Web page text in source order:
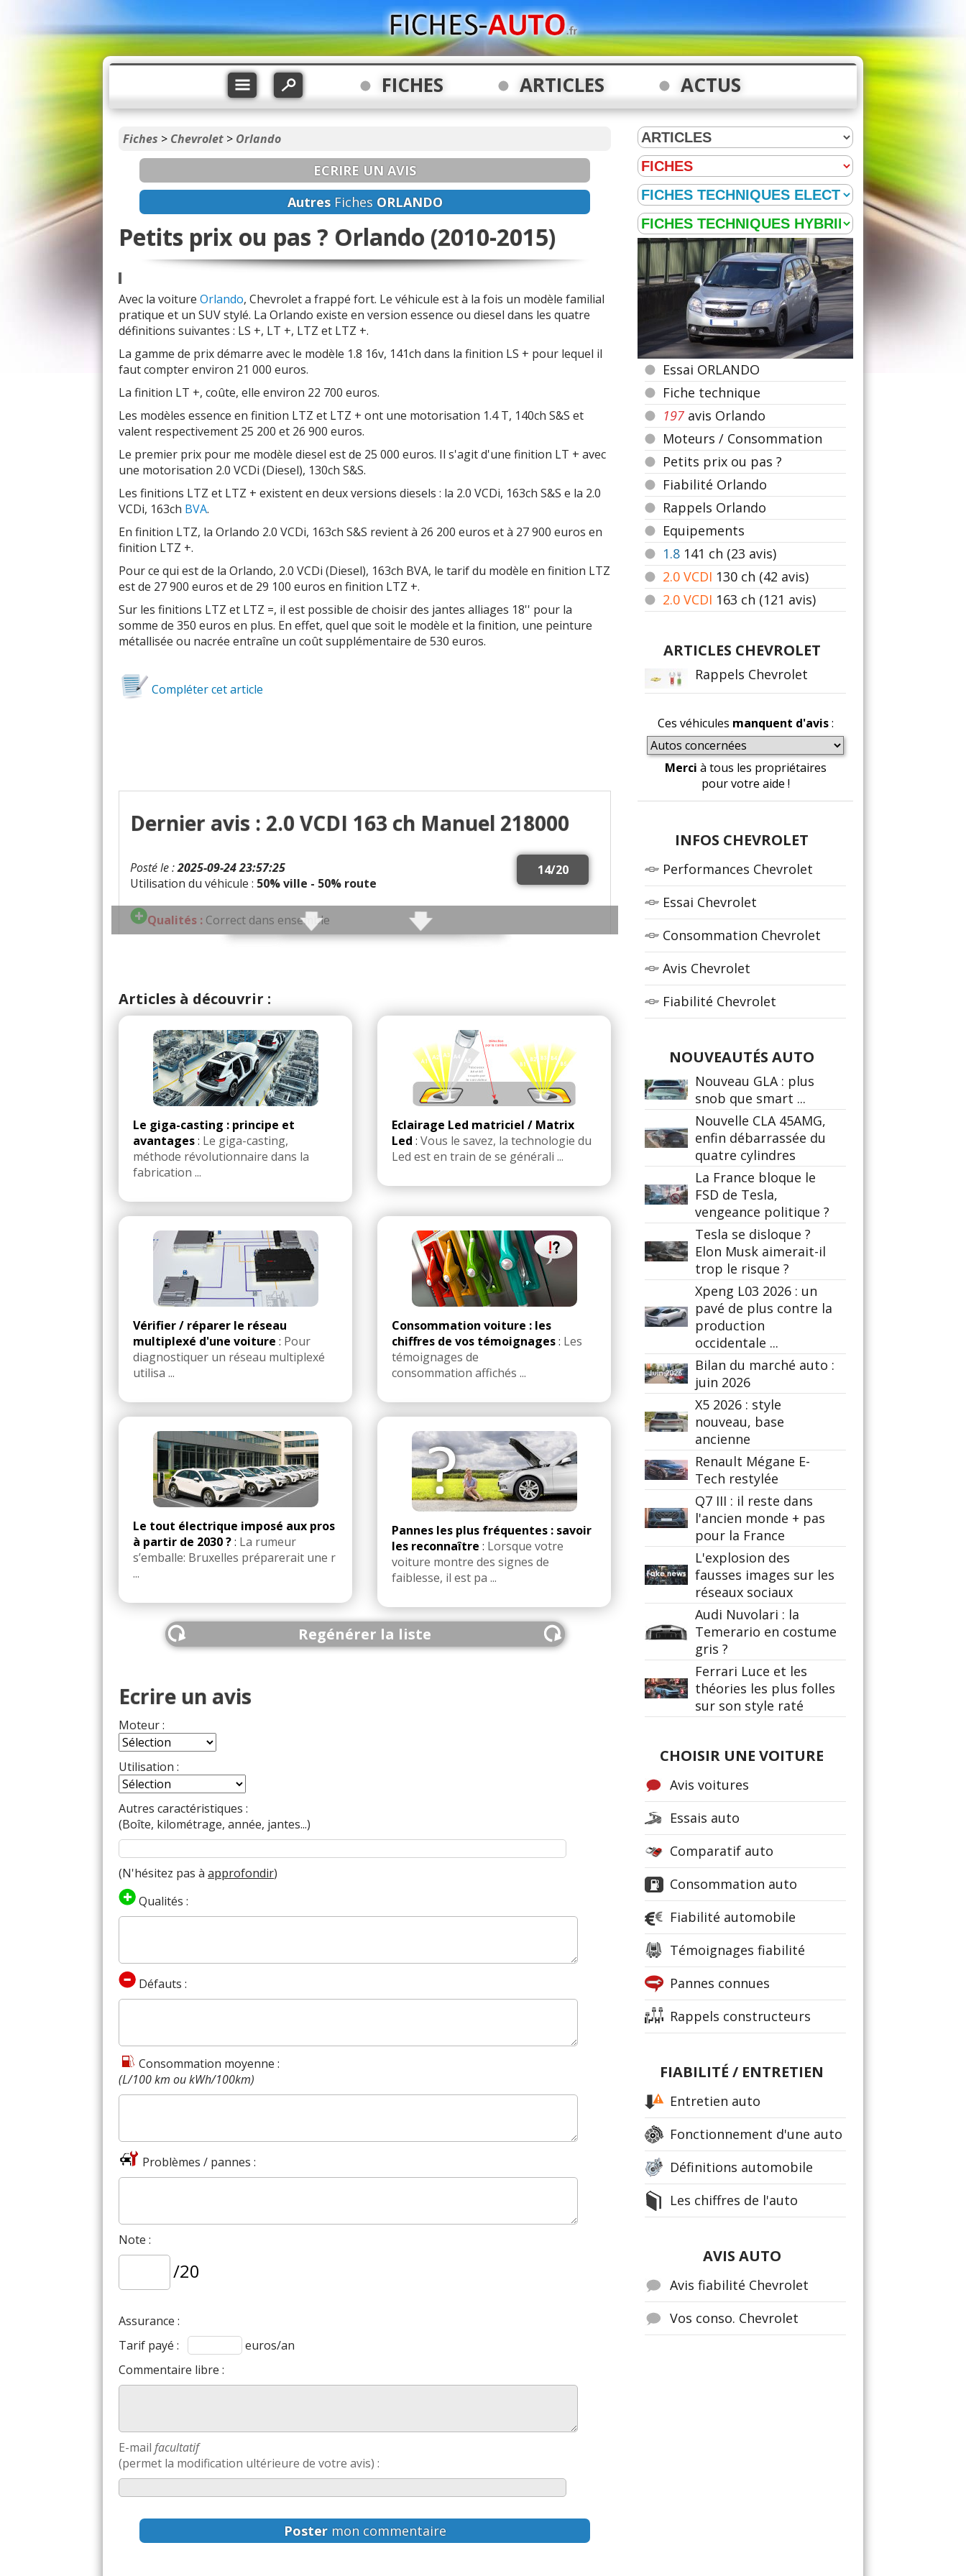
FICHES ARTICLES ACTUS
Fiches > Chevrolet > Orlando
ECRIRE UN AVIS
AutresFiches ORLANDO
Petits prix ou pas ? Orlando (2010-2015)
Avec la voiture Orlando, Chevrolet a frappé fort. Le véhicule est à la fois un modèle familial
pratique et un SUV stylé. La Orlando existe en version essence ou diesel dans les quatre
définitions suivantes : LS +, LT +, LTZ et LTZ +.
La gamme de prix démarre avec le modèle 1.8 16v, 141ch dans la finition LS + pour lequel il
faut compter environ 21 000 euros.
La finition LT +, coûte, elle environ 22 700 euros.
Les modèles essence en finition LTZ et LTZ + ont une motorisation 1.4 T, 140ch S&S et
valent respectivement 25 200 et 26 900 euros.
Le premier prix pour me modèle diesel est de 25 000 euros. Il s'agit d'une finition LT + avec
une motorisation 2.0 VCDi (Diesel), 130ch S&S.
Les finitions LTZ et LTZ + existent en deux versions diesels : la 2.0 VCDi, 163ch S&S e la 2.0
VCDi, 163ch BVA.
En finition LTZ, la Orlando 2.0 VCDi, 163ch S&S revient à 26 200 euros et à 27 900 euros en
finition LTZ +.
Pour ce qui est de la Orlando, 2.0 VCDi (Diesel), 163ch BVA, le tarif du modèle en finition LTZ
est de 27 900 euros et de 29 100 euros en finition LTZ +.
Sur les finitions LTZ et LTZ =, il est possible de choisir des jantes alliages 18'' pour la
somme de 350 euros en plus. En effet, quel que soit le modèle et la finition, une peinture
métallisée ou nacrée entraîne un coût supplémentaire de 530 euros.
Compléter cet article
Dernier avis : 2.0 VCDI 163 ch Manuel 218000
14/20
Posté le :2025-09-24 23:57:25
Utilisation du véhicule : 50% ville - 50% route
Qualités : Correct dans ensemble
Embrayage volant moteur 12
Note :14/20
Prix assurance :40eu euros/an (Assureur : Macif) (type de contrat : Tiers )
(Bonus/Malus : 50)
Commenter cet avis
(Votre post sera visible sous le commentaire après validation)
Tous les autres avis >>
Articles à découvrir :
Le giga-casting : principe et
avantages: Le giga-casting,
méthode révolutionnaire dans la
fabrication ...
Eclairage Led matriciel / Matrix
Led : Vous le savez, la technologie du
Led est en train de se générali ...
Vérifier / réparer le réseau
multiplexé d'une voiture : Pour
diagnostiquer un réseau multiplexé
utilisa ...
Consommation voiture : les
chiffres de vos témoignages: Les
témoignages de
consommation affichés ...
Le tout électrique imposé aux pros
à partir de 2030 ?: La rumeur
s’emballe: Bruxelles préparerait une r
...
Pannes les plus fréquentes : savoir
les reconnaître : Lorsque votre
voiture montre des signes de
faiblesse, il est pa ...
Regénérer la liste
Ecrire un avis
Moteur :
Utilisation :
Autres caractéristiques :
(Boîte, kilométrage, année, jantes...)
(N'hésitez pas à approfondir)
Qualités :
Défauts :
Consommation moyenne :
(L/100 km ou kWh/100km)
Problèmes / pannes :
Note :
/20
Assurance :
Tarif payé :
euros/an
Commentaire libre :
E-mail facultatif
(permet la modification ultérieure de votre avis) :
Postermon commentaire
Essai ORLANDO
Fiche technique
197 avis Orlando
Moteurs / Consommation
Petits prix ou pas ?
Fiabilité Orlando
Rappels Orlando
Equipements
1.8 141 ch (23 avis)
2.0 VCDI 130 ch (42 avis)
2.0 VCDI 163 ch (121 avis)
ARTICLES CHEVROLET
Rappels Chevrolet
Ces véhicules manquent d'avis:
Merci à tous les propriétaires
pour votre aide !
INFOS CHEVROLET
Performances Chevrolet
Essai Chevrolet
Consommation Chevrolet
Avis Chevrolet
Fiabilité Chevrolet
NOUVEAUTÉS AUTO
Nouveau GLA : plus
snob que smart ...
Nouvelle CLA 45AMG,
enfin débarrassée du
quatre cylindres
La France bloque le
FSD de Tesla,
vengeance politique ?
Tesla se disloque ?
Elon Musk aimerait-il
trop le risque ?
Xpeng L03 2026 : un
pavé de plus contre la
production
occidentale ...
Bilan du marché auto :
juin 2026
X5 2026 : style
nouveau, base
ancienne
Renault Mégane E-
Tech restylée
Q7 III : il reste dans
l'ancien monde + pas
pour la France
L'explosion des
fausses images sur les
réseaux sociaux
Audi Nuvolari : la
Temerario en costume
gris ?
Ferrari Luce et les
théories les plus folles
sur son style raté
CHOISIR UNE VOITURE
Avis voitures
Essais auto
Comparatif auto
Consommation auto
Fiabilité automobile
Témoignages fiabilité
Pannes connues
Rappels constructeurs
FIABILITÉ / ENTRETIEN
Entretien auto
Fonctionnement d'une auto
Définitions automobile
Les chiffres de l'auto
AVIS AUTO
Avis fiabilité Chevrolet
Vos conso. Chevrolet